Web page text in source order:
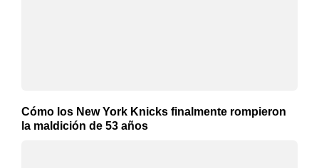
Cómo los New York Knicks finalmente rompieron
la maldición de 53 años